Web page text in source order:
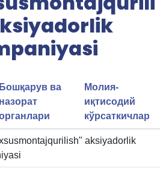
Бошқарув ва
назорат
Молия-
иқтисодий
кўрсаткичлар
aksiyadorlik